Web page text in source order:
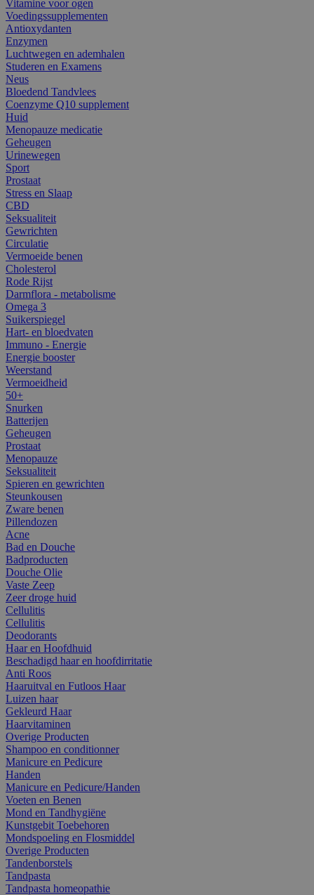
Vitamine voor ogen
Voedingssupplementen
Antioxydanten
Enzymen
Luchtwegen en ademhalen
Studeren en Examens
Neus
Bloedend Tandvlees
Coenzyme Q10 supplement
Huid
Menopauze medicatie
Geheugen
Urinewegen
Sport
Prostaat
Stress en Slaap
CBD
Seksualiteit
Gewrichten
Circulatie
Vermoeide benen
Cholesterol
Rode Rijst
Darmflora - metabolisme
Omega 3
Suikerspiegel
Hart- en bloedvaten
Immuno - Energie
Energie booster
Weerstand
Vermoeidheid
50+
Snurken
Batterijen
Geheugen
Prostaat
Menopauze
Seksualiteit
Spieren en gewrichten
Steunkousen
Zware benen
Pillendozen
Acne
Bad en Douche
Badproducten
Douche Olie
Vaste Zeep
Zeer droge huid
Cellulitis
Cellulitis
Deodorants
Haar en Hoofdhuid
Beschadigd haar en hoofdirritatie
Anti Roos
Haaruitval en Futloos Haar
Luizen haar
Gekleurd Haar
Haarvitaminen
Overige Producten
Shampoo en conditionner
Manicure en Pedicure
Handen
Manicure en Pedicure/Handen
Voeten en Benen
Mond en Tandhygiëne
Kunstgebit Toebehoren
Mondspoeling en Flosmiddel
Overige Producten
Tandenborstels
Tandpasta
Tandpasta homeopathie